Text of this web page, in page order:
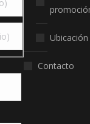
Ubicación
Contacto